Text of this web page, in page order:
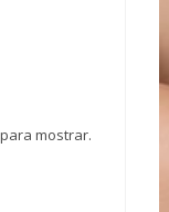
mostrar.